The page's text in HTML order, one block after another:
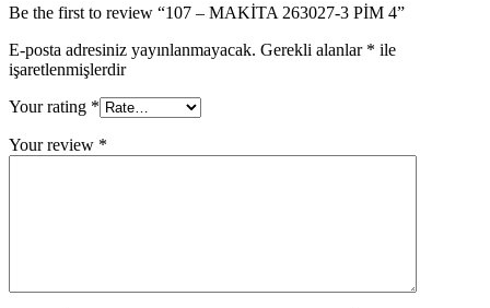
Be the first to review “107 – MAKİTA 263027-3 PİM 4”
E-posta adresiniz yayınlanmayacak. Gerekli alanlar * ile
işaretlenmişlerdir
Your rating *
Your review *